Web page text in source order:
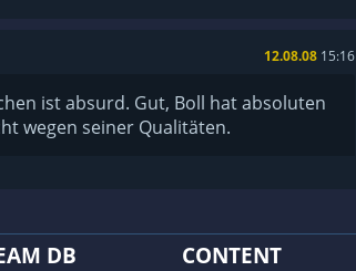
12.08.0815:16
ist absurd. Gut, Boll hat absoluten
wegen seiner Qualitäten.
DB CONTENT